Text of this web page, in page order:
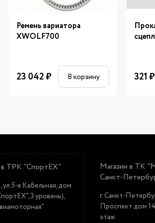
Ремень вариатора
XWOLF700
23 042₽ В корзину 321₽
в ТРК "СпортЕХ"
ул.5-я Кабельная, дом
3 уровень),
Магазин в ТК
Санкт-
г. Санкт-
Проспект дом
этаж